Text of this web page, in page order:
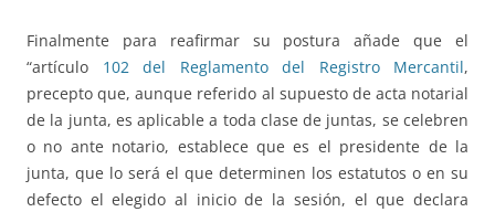
Finalmente para reafirmar su postura añade que el
“artículo 102 del Reglamento del Registro Mercantil,
precepto que, aunque referido al supuesto de acta notarial
de la junta, es aplicable a toda clase de juntas, se celebren
o no ante notario, establece que es el presidente de la
junta, que lo será el que determinen los estatutos o en su
defecto el elegido al inicio de la sesión, el que declara